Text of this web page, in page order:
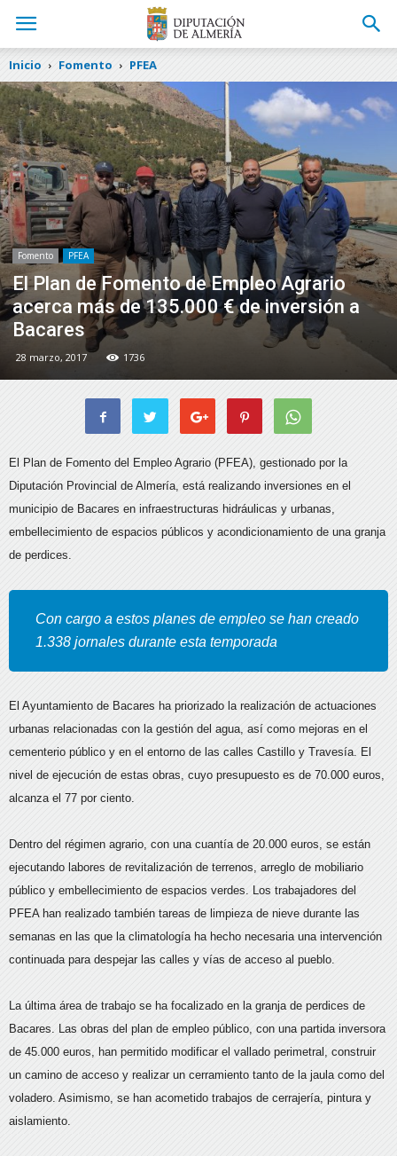
Inicio Fomento PFEA
Fomento PFEA
El Plan de Fomento de Empleo Agrario
acerca más de 135.000 € de inversión a
Bacares
28 marzo, 2017 1736
El Plan de Fomento del Empleo Agrario (PFEA), gestionado por la
Diputación Provincial de Almería, está realizando inversiones en el
municipio de Bacares en infraestructuras hidráulicas y urbanas,
embellecimiento de espacios públicos y acondicionamiento de una granja
de perdices.
Con cargo a estos planes de empleo se han creado
1.338 jornales durante esta temporada
El Ayuntamiento de Bacares ha priorizado la realización de actuaciones
urbanas relacionadas con la gestión del agua, así como mejoras en el
cementerio público y en el entorno de las calles Castillo y Travesía. El
nivel de ejecución de estas obras, cuyo presupuesto es de 70.000 euros,
alcanza el 77 por ciento.
Dentro del régimen agrario, con una cuantía de 20.000 euros, se están
ejecutando labores de revitalización de terrenos, arreglo de mobiliario
público y embellecimiento de espacios verdes. Los trabajadores del
PFEA han realizado también tareas de limpieza de nieve durante las
semanas en las que la climatología ha hecho necesaria una intervención
continuada para despejar las calles y vías de acceso al pueblo.
La última área de trabajo se ha focalizado en la granja de perdices de
Bacares. Las obras del plan de empleo público, con una partida inversora
de 45.000 euros, han permitido modificar el vallado perimetral, construir
un camino de acceso y realizar un cerramiento tanto de la jaula como del
voladero. Asimismo, se han acometido trabajos de cerrajería, pintura y
aislamiento.